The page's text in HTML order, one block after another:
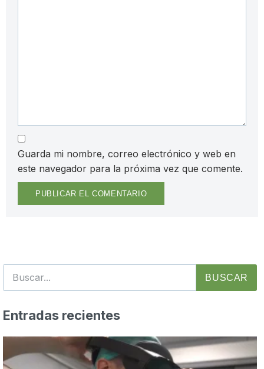
Guarda mi nombre, correo electrónico y web en
este navegador para la próxima vez que comente.
BUSCAR
Entradas recientes